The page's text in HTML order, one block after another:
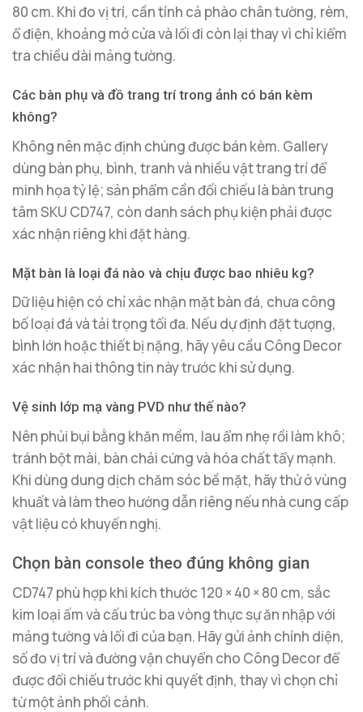
80 cm. Khi đo vị trí, cần tính cả phào chân tường, rèm,
ổ điện, khoảng mở cửa và lối đi còn lại thay vì chỉ kiểm
tra chiều dài mảng tường.
Các bàn phụ và đồ trang trí trong ảnh có bán kèm
không?
Không nên mặc định chúng được bán kèm. Gallery
dùng bàn phụ, bình, tranh và nhiều vật trang trí để
minh họa tỷ lệ; sản phẩm cần đối chiếu là bàn trung
tâm SKU CD747, còn danh sách phụ kiện phải được
xác nhận riêng khi đặt hàng.
Mặt bàn là loại đá nào và chịu được bao nhiêu kg?
Dữ liệu hiện có chỉ xác nhận mặt bàn đá, chưa công
bố loại đá và tải trọng tối đa. Nếu dự định đặt tượng,
bình lớn hoặc thiết bị nặng, hãy yêu cầu Công Decor
xác nhận hai thông tin này trước khi sử dụng.
Vệ sinh lớp mạ vàng PVD như thế nào?
Nên phủi bụi bằng khăn mềm, lau ẩm nhẹ rồi làm khô;
tránh bột mài, bàn chải cứng và hóa chất tẩy mạnh.
Khi dùng dung dịch chăm sóc bề mặt, hãy thử ở vùng
khuất và làm theo hướng dẫn riêng nếu nhà cung cấp
vật liệu có khuyến nghị.
Chọn bàn console theo đúng không gian
CD747 phù hợp khi kích thước 120 × 40 × 80 cm, sắc
kim loại ấm và cấu trúc ba vòng thực sự ăn nhập với
mảng tường và lối đi của bạn. Hãy gửi ảnh chính diện,
số đo vị trí và đường vận chuyển cho Công Decor để
được đối chiếu trước khi quyết định, thay vì chọn chỉ
từ một ảnh phối cảnh.